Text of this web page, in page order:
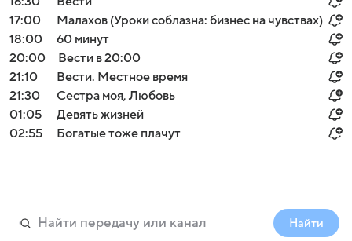
17:00
Малахов (Уроки соблазна: бизнес на чувствах)
18:00
60 минут
20:00
Вести в 20:00
21:10
Вести. Местное время
21:30
Сестра моя, Любовь
01:05
Девять жизней
02:55
Богатые тоже плачут
Найти